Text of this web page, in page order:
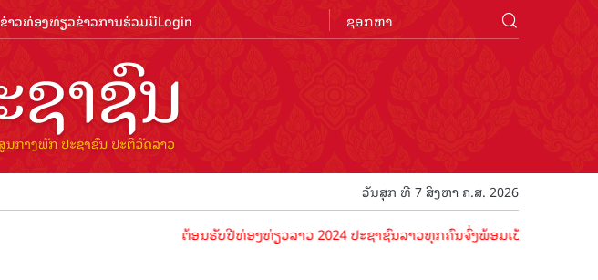
ຂ່າວທ່ອງທ່ຽວຂ່າວການຮ່ວມມືLogin
ວັນສຸກ ທີ 7 ສິງຫາ ຄ.ສ. 2026
ຕ້ອນຮັບປີທ່ອງທ່ຽວລາວ 2024 ປະຊາຊົນລາວທຸກຄົນຈົ່ງພ້ອມເປັນເຈົ້າພາບທີ່ດີ ຕ້ອນ